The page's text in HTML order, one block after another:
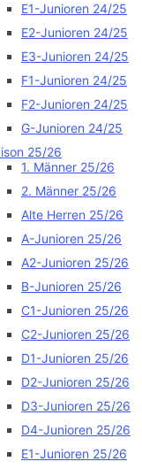
E1-Junioren 24/25
E2-Junioren 24/25
E3-Junioren 24/25
F1-Junioren 24/25
F2-Junioren 24/25
G-Junioren 24/25
25/26
1. Männer 25/26
2. Männer 25/26
Alte Herren 25/26
A-Junioren 25/26
A2-Junioren 25/26
B-Junioren 25/26
C1-Junioren 25/26
C2-Junioren 25/26
D1-Junioren 25/26
D2-Junioren 25/26
D3-Junioren 25/26
D4-Junioren 25/26
E1-Junioren 25/26